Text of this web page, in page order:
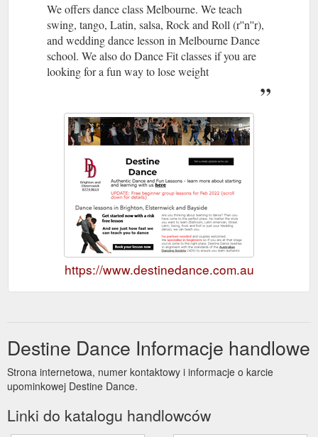
We offers dance class Melbourne. We teach
swing, tango, Latin, salsa, Rock and Roll (r''n''r),
and wedding dance lesson in Melbourne Dance
school. We also do Dance Fit classes if you are
looking for a fun way to lose weight
https://www.destinedance.com.au
Destine Dance Informacje handlowe
Strona internetowa, numer kontaktowy i informacje o karcie
upominkowej Destine Dance.
Linki do katalogu handlowców